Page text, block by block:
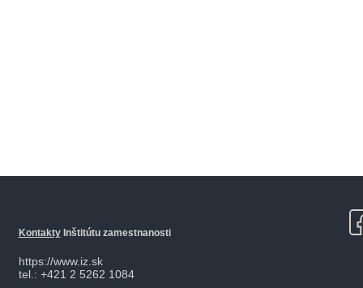
KontaktyInštitútu zamestnanosti
https://www.iz.sk
tel.: +421 2 5262 1084